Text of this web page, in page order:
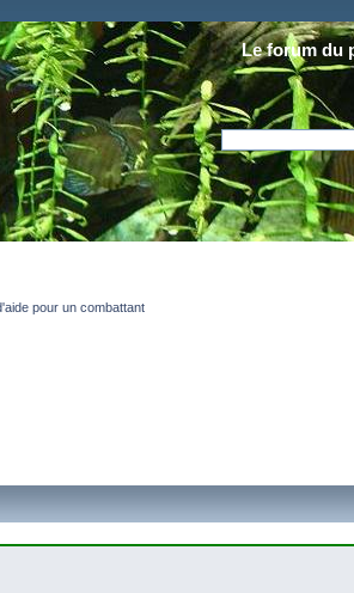
Le forum du
pour un combattant